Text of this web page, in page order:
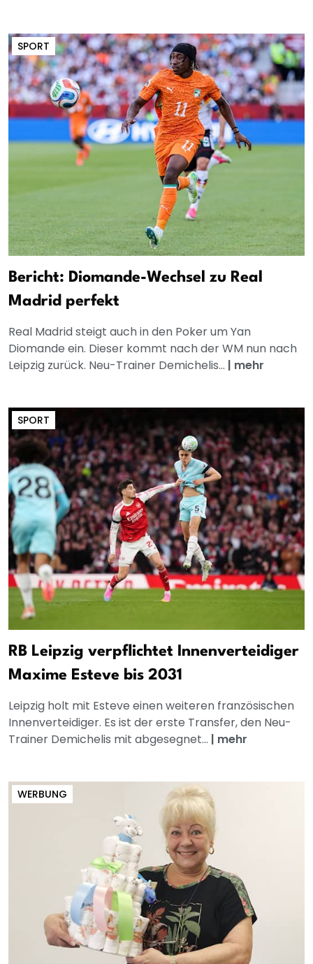
SPORT
Bericht: Diomande-Wechsel zu Real
Madrid perfekt
Real Madrid steigt auch in den Poker um Yan
Diomande ein. Dieser kommt nach der WM nun nach
Leipzig zurück. Neu-Trainer Demichelis... | mehr
SPORT
RB Leipzig verpflichtet Innenverteidiger
Maxime Esteve bis 2031
Leipzig holt mit Esteve einen weiteren französischen
Innenverteidiger. Es ist der erste Transfer, den Neu-
Trainer Demichelis mit abgesegnet... | mehr
WERBUNG